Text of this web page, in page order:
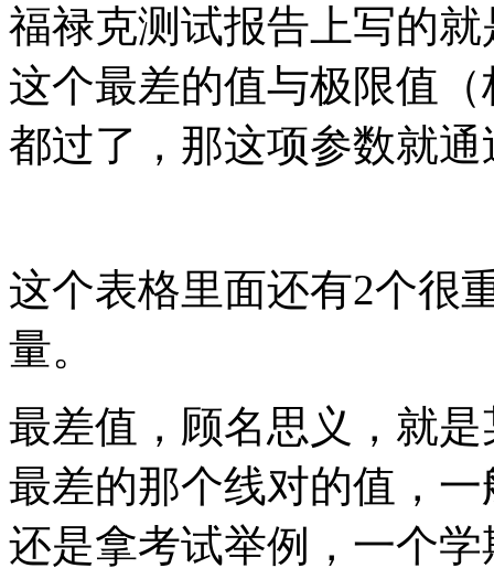
福禄克测试报告上写的
这个最差的值与极限值
都过了，那这项参数就
这个表格里面还有2个很
量。
最差值，顾名思义，就
最差的那个线对的值，
还是拿考试举例，一个